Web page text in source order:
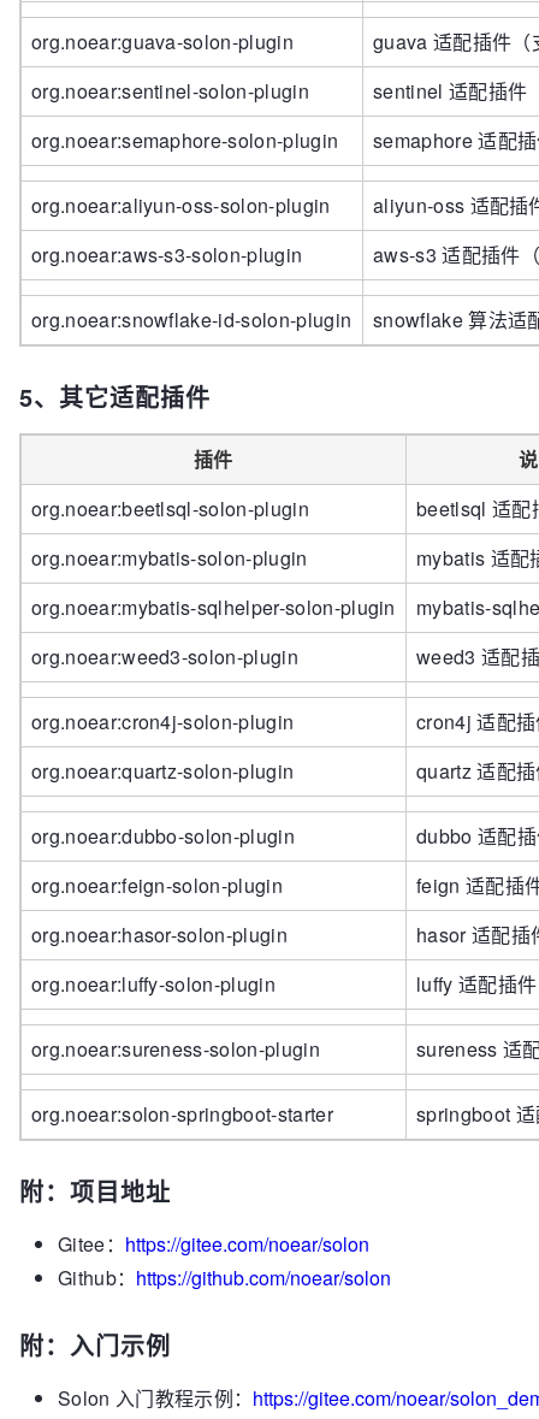
org.noear:guava-solon-plugin
guava 适配插件
org.noear:sentinel-solon-plugin
sentinel 适配插件
org.noear:semaphore-solon-plugin
semaphore 适配
org.noear:aliyun-oss-solon-plugin
aliyun-oss 适配插
org.noear:aws-s3-solon-plugin
aws-s3 适配插件
org.noear:snowflake-id-solon-plugin snowflake 算法适
5、其它适配插件
插件
org.noear:beetlsql-solon-plugin
beetlsql 适配
org.noear:mybatis-solon-plugin
mybatis 适配
org.noear:mybatis-sqlhelper-solon-plugin
mybatis-
org.noear:weed3-solon-plugin
weed3 适配
org.noear:cron4j-solon-plugin
cron4j 适配
org.noear:quartz-solon-plugin
quartz 适配
org.noear:dubbo-solon-plugin
dubbo 适配
org.noear:feign-solon-plugin
feign 适配插
org.noear:hasor-solon-plugin
hasor 适配插
org.noear:luffy-solon-plugin
luffy 适配插件
org.noear:sureness-solon-plugin sureness 适
org.noear:solon-springboot-starter springboot
附：项目地址
Gitee： https://gitee.com/noear/solon
Github： https://github.com/noear/solon
附：入门示例
Solon 入门教程示例： https://gitee.com/noear/